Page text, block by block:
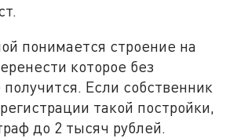
понимается строение на
которое без
Если собственник
такой постройки,
до 2 тысяч рублей.